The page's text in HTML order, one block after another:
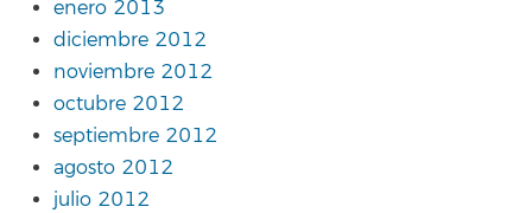
enero 2013
diciembre 2012
noviembre 2012
octubre 2012
septiembre 2012
agosto 2012
julio 2012